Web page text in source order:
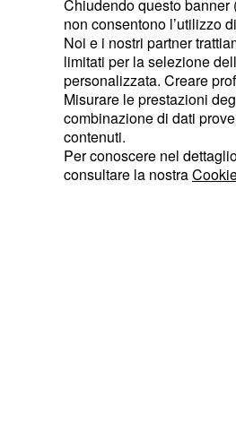
nuoveaperture, la
personale per le sedi di
SavonaeSan Zenone
Treviso.Per quanto
territorio nazionale, In's è
vendita per le sedi di Alba
città),Jesolo,Canelli(in
Chiudendo questo
non consentono l’utilizzo
Noi e i nostri partner
limitati per la selezione
personalizzata. Creare
Misurare le prestazioni
combinazione di dati
contenuti.
Per conoscere nel
consultare la nostra